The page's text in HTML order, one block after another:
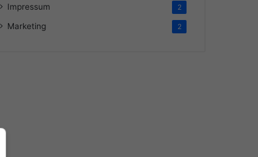
Impressum 2
Marketing 2